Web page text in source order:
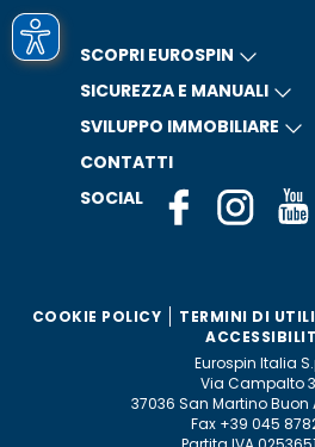
SCOPRI EUROSPIN
SICUREZZA E MANUALI
SVILUPPO IMMOBILIARE
CONTATTI
SOCIAL
COOKIE POLICY TERMINI DI
Eurospin Italia
Via Campalto
37036 San Martino Buon
Fax +39 045